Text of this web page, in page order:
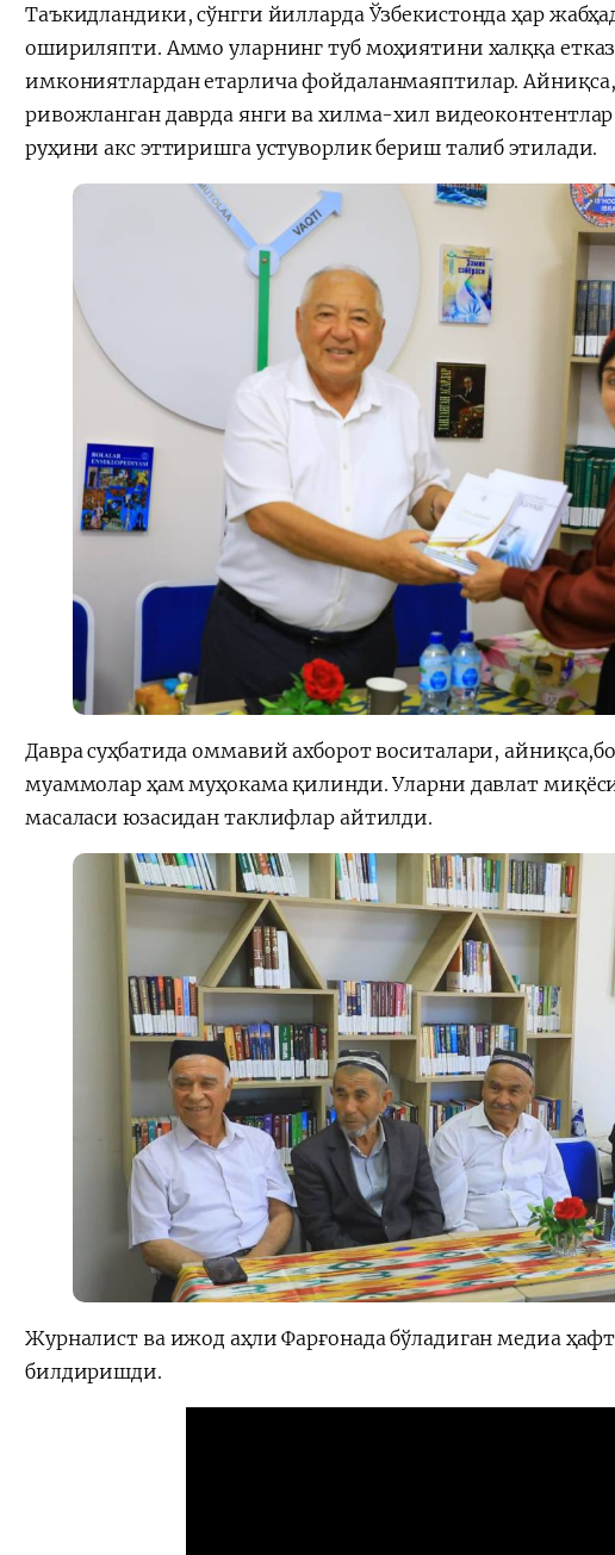
Таъкидландики, сўнгги йилларда Ўзбекистонда ҳар
ошириляпти. Аммо уларнинг туб моҳиятини халққа
имкониятлардан етарлича фойдаланмаяптилар. Айниқса,
ривожланган даврда янги ва хилма-хил
руҳини акс эттиришга устуворлик бериш талиб этилади.
Давра суҳбатида оммавий ахборот воситалари,
муаммолар ҳам муҳокама қилинди. Уларни давлат
масаласи юзасидан таклифлар айтилди.
Журналист ва ижод аҳли Фарғонада бўладиган медиа
билдиришди.